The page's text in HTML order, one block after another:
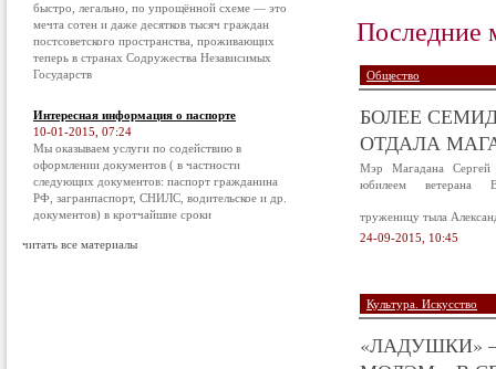
быстро, легально, по упрощённой схеме — это
мечта сотен и даже десятков тысяч граждан
постсоветского пространства, проживающих
теперь в странах Содружества Независимых
Государств
Интересная информация о паспорте
10-01-2015, 07:24
Мы оказываем услуги по содействию в
оформлении документов ( в частности
следующих документов: паспорт гражданина
РФ, загранпаспорт, СНИЛС, водительское и др.
документов) в кротчайшие сроки
читать все материалы
Последние
Общество
БОЛЕЕ
ОТДАЛА
Мэр Магадана Сергей
юбилеем ветерана
труженицу тыла
24-09-2015, 10:45
Культура. Искусство
«ЛАДУШКИ»